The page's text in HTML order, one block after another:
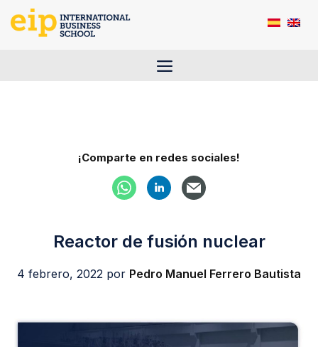
Saltar
Menú
¡Comparte en redes sociales!
Reactor de fusión nuclear
4 febrero, 2022 por Pedro Manuel Ferrero Bautista